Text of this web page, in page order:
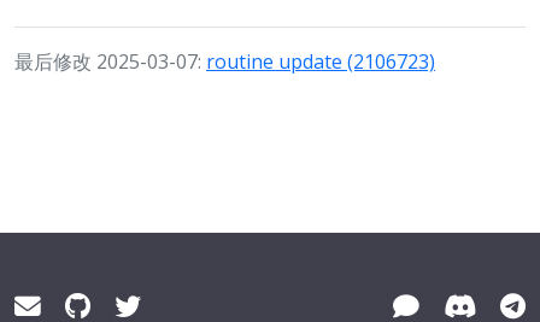
最后修改 2025-03-07: routine update (2106723)